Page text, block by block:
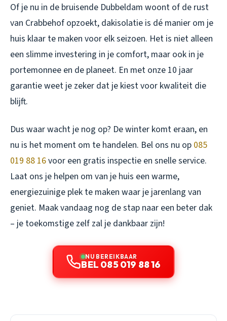
Of je nu in de bruisende Dubbeldam woont of de rust
van Crabbehof opzoekt, dakisolatie is dé manier om je
huis klaar te maken voor elk seizoen. Het is niet alleen
een slimme investering in je comfort, maar ook in je
portemonnee en de planeet. En met onze 10 jaar
garantie weet je zeker dat je kiest voor kwaliteit die
blijft.
Dus waar wacht je nog op? De winter komt eraan, en
nu is het moment om te handelen. Bel ons nu op 085
019 88 16voor een gratis inspectie en snelle service.
Laat ons je helpen om van je huis een warme,
energiezuinige plek te maken waar je jarenlang van
geniet. Maak vandaag nog de stap naar een beter dak
– je toekomstige zelf zal je dankbaar zijn!
NU BEREIKBAAR
BEL 085 019 88 16